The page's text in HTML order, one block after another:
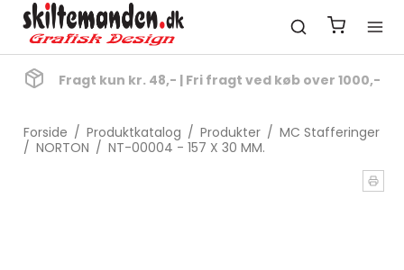
Fragt kun kr. 48,- | Fri fragt ved køb over 1000,-
Forside / Produktkatalog / Produkter / MC Stafferinger
/ NORTON / NT-00004 - 157 X 30 MM.